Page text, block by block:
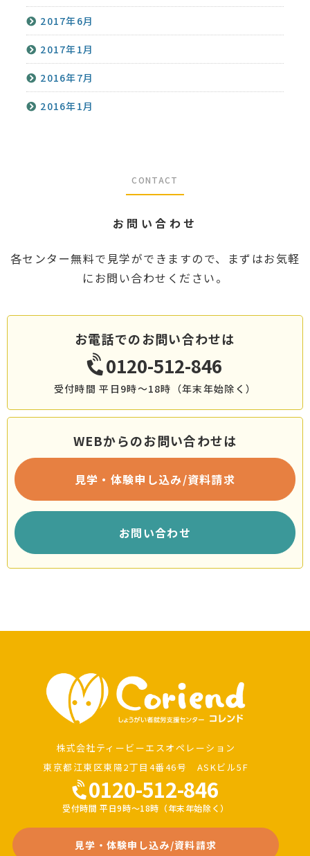
2017年6月
2017年1月
2016年7月
2016年1月
CONTACT
お問い合わせ
各センター無料で見学ができますので、まずはお気軽
にお問い合わせください。
お電話でのお問い合わせは
0120-512-846
受付時間 平日9時～18時（年末年始除く）
WEBからのお問い合わせは
見学・体験申し込み/資料請求
お問い合わせ
株式会社ティービーエスオペレーション
東京都江東区東陽2丁目4番46号 ASKビル5F
0120-512-846
受付時間 平日9時～18時（年末年始除く）
見学・体験申し込み/資料請求